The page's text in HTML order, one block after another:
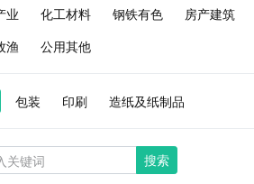
业
化工材料 钢铁有色 房产建筑
渔
公用其他
包装 印刷 造纸及纸制品
搜索